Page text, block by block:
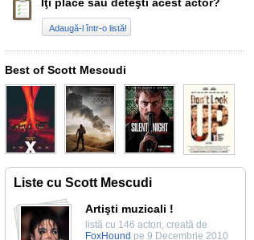
Adaugă-l într-o listă!
Best of Scott Mescudi
Liste cu Scott Mescudi
Artişti muzicali !
listă cu 146 actori, creată de
FoxHound pe 9 Decembrie 2010